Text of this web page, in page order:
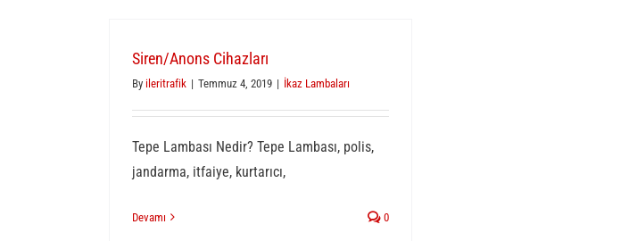
Siren/Anons Cihazları
By ileritrafik | Temmuz 4, 2019 | İkaz Lambaları
Tepe Lambası Nedir? Tepe Lambası, polis,
jandarma, itfaiye, kurtarıcı,
Devamı 0